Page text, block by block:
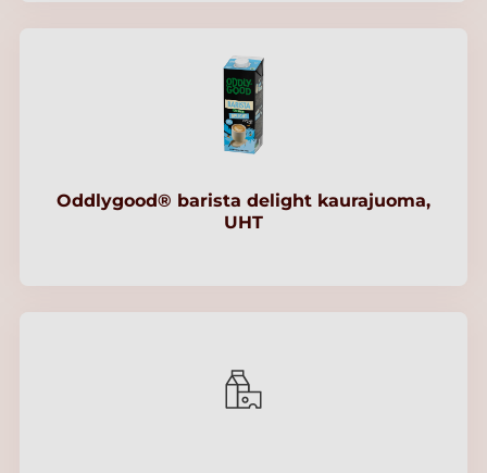
Oddlygood® barista delight kaurajuoma,
UHT